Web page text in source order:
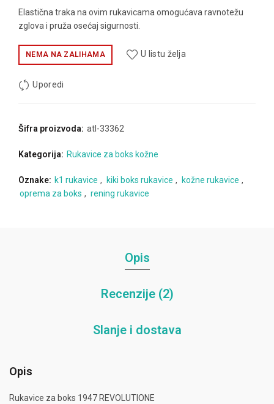
Elastična traka na ovim rukavicama omogućava ravnotežu
zglova i pruža osećaj sigurnosti.
NEMA NA ZALIHAMA U listu želja
Uporedi
Šifra proizvoda: atl-33362
Kategorija: Rukavice za boks kožne
Oznake: k1 rukavice , kiki boks rukavice , kožne rukavice ,
oprema za boks , rening rukavice
Opis
Recenzije (2)
Slanje i dostava
Opis
Rukavice za boks 1947 REVOLUTIONE